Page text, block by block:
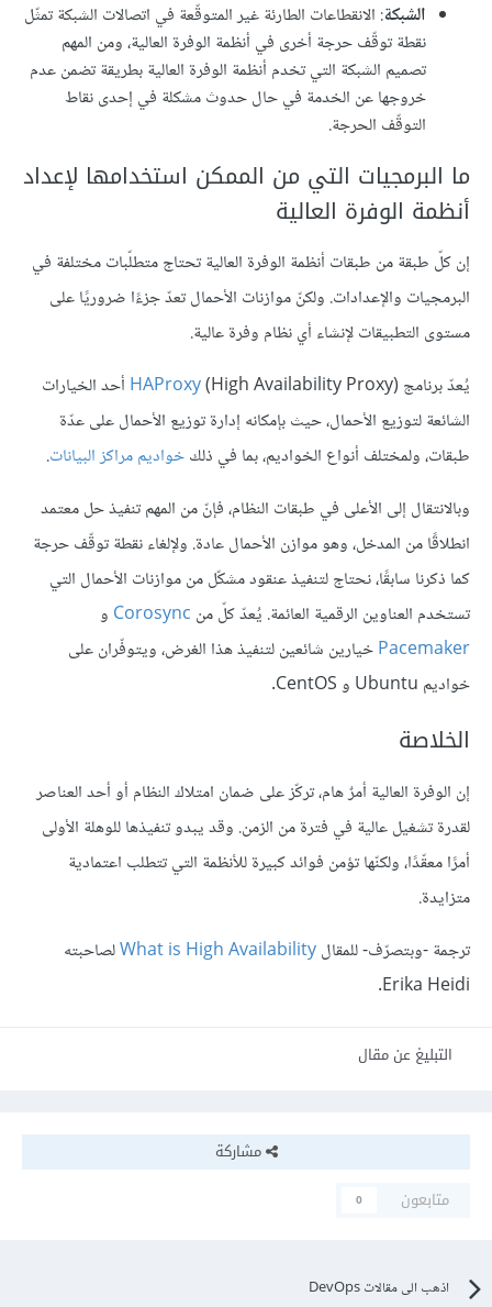
الشبكة: الانقطاعات الطارئة غير المتوقّعة في اتصالات الشبكة تمثّل
نقطة توقّف حرجة أخرى في أنظمة الوفرة العالية، ومن المهم
تصميم الشبكة التي تخدم أنظمة الوفرة العالية بطريقة تضمن عدم
خروجها عن الخدمة في حال حدوث مشكلة في إحدى نقاط
التوقّف الحرجة.
ما البرمجيات التي من الممكن استخدامها لإعداد
أنظمة الوفرة العالية
إن كلّ طبقة من طبقات أنظمة الوفرة العالية تحتاج متطلّبات مختلفة في
البرمجيات والإعدادات. ولكنّ موازنات الأحمال تعدّ جزءًا ضروريًا على
مستوى التطبيقات لإنشاء أي نظام وفرة عالية.
يُعدّ برنامج (
HAProxy (High Availability Proxy أحد الخيارات
الشائعة لتوزيع الأحمال، حيث بإمكانه إدارة توزيع الأحمال على عدّة
طبقات، ولمختلف أنواع الخواديم، بما في ذلكخواديم مراكز البيانات.
وبالانتقال إلى الأعلى في طبقات النظام، فإنّ من المهم تنفيذ حل معتمد
انطلاقًا من المدخل، وهو موازن الأحمال عادة. ولإلغاء نقطة توقّف حرجة
كما ذكرنا سابقًا، نحتاج لتنفيذ عنقود مشكّل من موازنات الأحمال التي
تستخدم العناوين الرقمية العائمة. يُعدّ كلّ من Corosync و
Pacemakerخيارين شائعين لتنفيذ هذا الغرض، ويتوفّران على
خواديم Ubuntu و CentOS.
الخلاصة
إن الوفرة العالية أمرٌ هام، تركّز على ضمان امتلاك النظام أو أحد العناصر
لقدرة تشغيل عالية في فترة من الزمن. وقد يبدو تنفيذها للوهلة الأولى
أمرًا معقّدًا، ولكنّها تؤمن فوائد كبيرة للأنظمة التي تتطلب اعتمادية
متزايدة.
ترجمة -وبتصرّف- للمقالWhat is High Availabilityلصاحبته
Erika Heidi.
التبليغ عن مقال
مشاركة
متابعون
0
اذهب الى مقالات DevOps